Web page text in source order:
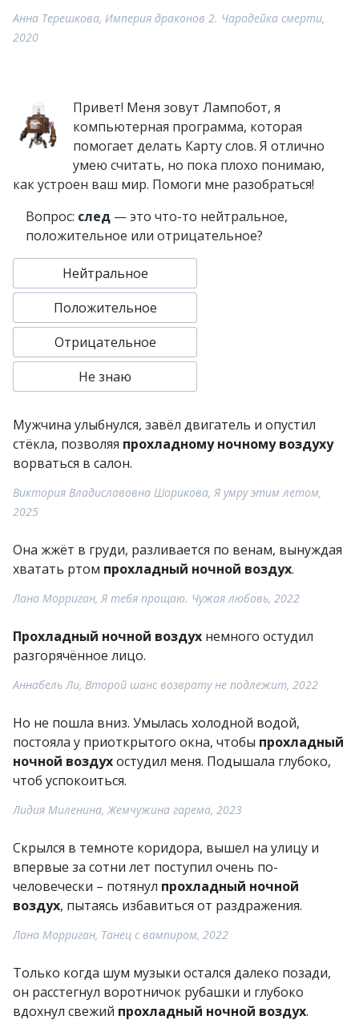
Анна Терешкова, Империя драконов 2. Чародейка смерти,
2020
Привет! Меня зовут Лампобот, я
компьютерная программа, которая
помогает делать Карту слов. Я отлично
умею считать, но пока плохо понимаю,
как устроен ваш мир. Помоги мне разобраться!
Вопрос: след — это что-то нейтральное,
положительное или отрицательное?
Нейтральное
Положительное
Отрицательное
Не знаю
Мужчина улыбнулся, завёл двигатель и опустил
стёкла, позволяя прохладному ночному воздуху
ворваться в салон.
Виктория Владиславовна Шорикова, Я умру этим летом,
2025
Она жжёт в груди, разливается по венам, вынуждая
хватать ртом прохладный ночной воздух.
Лана Морриган, Я тебя прощаю. Чужая любовь, 2022
Прохладный ночной воздух немного остудил
разгорячённое лицо.
Аннабель Ли, Второй шанс возврату не подлежит, 2022
Но не пошла вниз. Умылась холодной водой,
постояла у приоткрытого окна, чтобы прохладный
ночной воздухостудил меня. Подышала глубоко,
чтоб успокоиться.
Лидия Миленина, Жемчужина гарема, 2023
Скрылся в темноте коридора, вышел на улицу и
впервые за сотни лет поступил очень по-
человечески – потянул прохладный ночной
воздух, пытаясь избавиться от раздражения.
Лана Морриган, Танец с вампиром, 2022
Только когда шум музыки остался далеко позади,
он расстегнул воротничок рубашки и глубоко
вдохнул свежий прохладный ночной воздух.